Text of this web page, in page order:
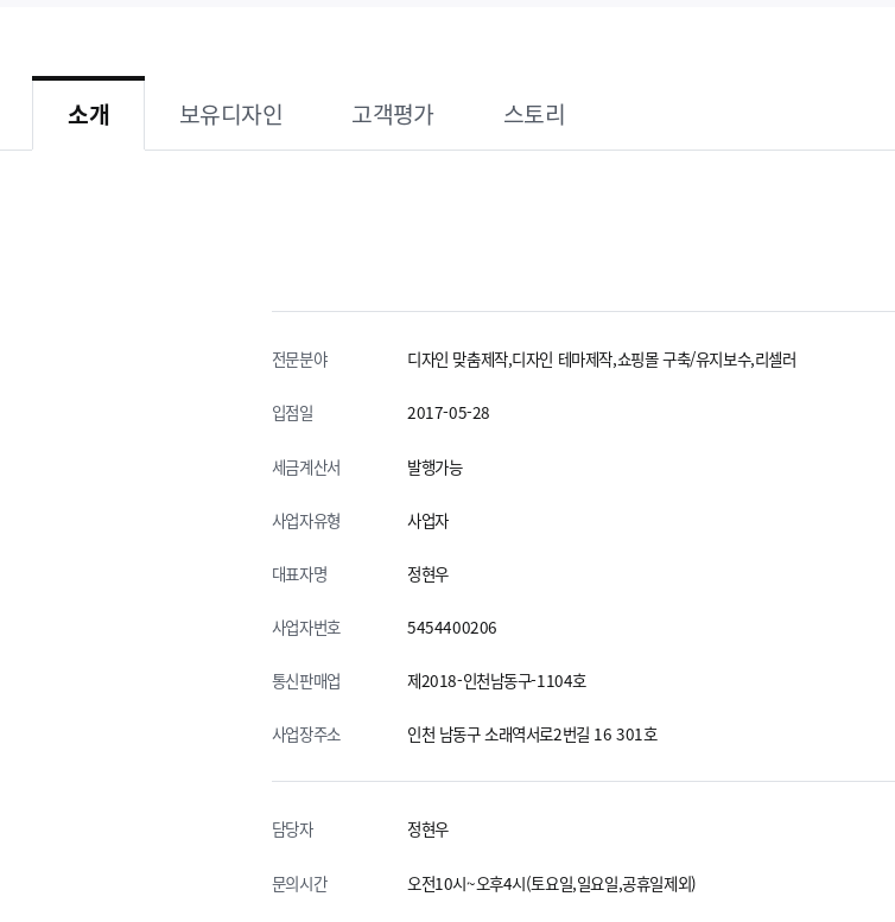
소개 보유디자인 고객평가 스토리
전문분야 디자인 맞춤제작,디자인 테마제작,쇼핑몰 구축/유지보수,리셀러
입점일 2017-05-28
세금계산서 발행가능
사업자유형 사업자
대표자명 정현우
사업자번호 5454400206
통신판매업 제2018-인천남동구-1104호
사업장주소 인천 남동구 소래역서로2번길 16 301호
담당자 정현우
문의시간 오전10시~오후4시(토요일,일요일,공휴일제외)